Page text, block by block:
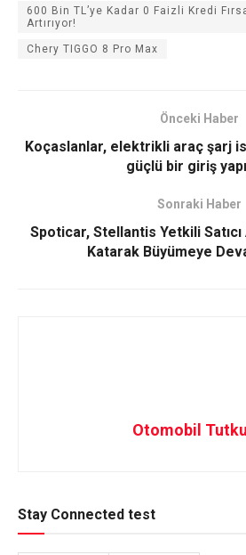
600 Bin TL’ye Kadar 0 Faizli Kredi
Artırıyor!
Chery TIGGO 8 Pro Max
Önceki Haber
Koçaslanlar, elektrikli araç şarj
güçlü bir giriş
Sonraki Haber
Spoticar, Stellantis Yetkili Satıcı
Katarak Büyümeye
Otomobil
Stay Connected test